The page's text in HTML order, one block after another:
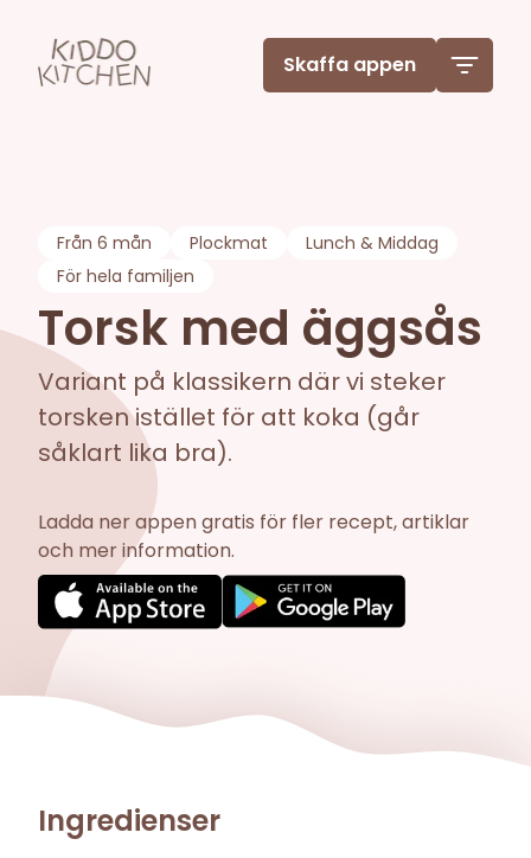
Skaffa appen
Från 6 mån Plockmat
Lunch & Middag
För hela familjen
Torsk med äggsås
Variant på klassikern där vi steker
torsken istället för att koka (går
såklart lika bra).
Ladda ner appen gratis för fler recept, artiklar
och mer information.
Ingredienser